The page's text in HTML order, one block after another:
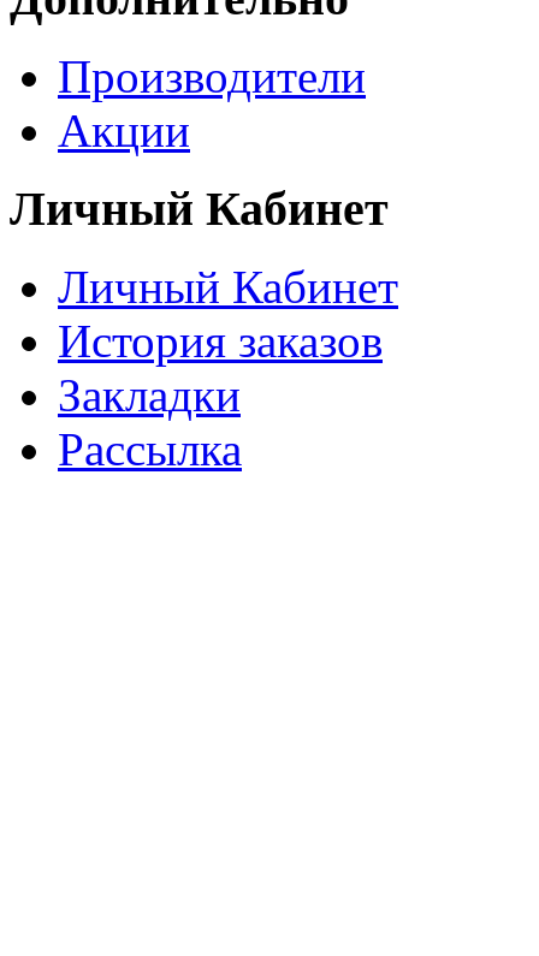
Производители
Акции
Личный Кабинет
Личный Кабинет
История заказов
Закладки
Рассылка